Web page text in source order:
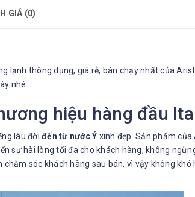
GIÁ (0)
lạnh thông dụng, giá rẻ, bán chạy nhất của
nhé.
hiệu hàng đầu
lâu đời đến từ nước Ý xinh đẹp. Sản phẩm
sự hài lòng tối đa cho khách hàng, không
sóc khách hàng sau bán, vì vậy không